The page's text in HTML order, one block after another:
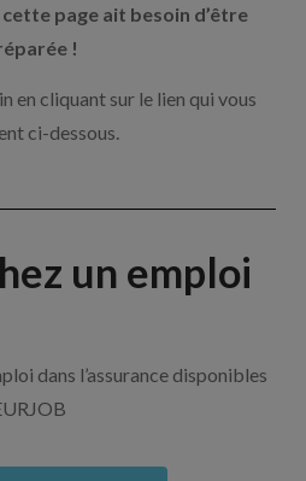
page ait besoin d’être
!
en cliquant sur le lien qui vous
ci-dessous.
un emploi
dans l’assurance disponibles